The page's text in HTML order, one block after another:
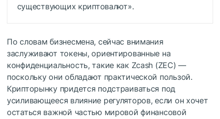
существующих криптовалют».
По словам бизнесмена, сейчас внимания
заслуживают токены, ориентированные на
конфиденциальность, такие как Zcash (ZEC) —
поскольку они обладают практической пользой.
Крипторынку придется подстраиваться под
усиливающееся влияние регуляторов, если он хочет
остаться важной частью мировой финансовой